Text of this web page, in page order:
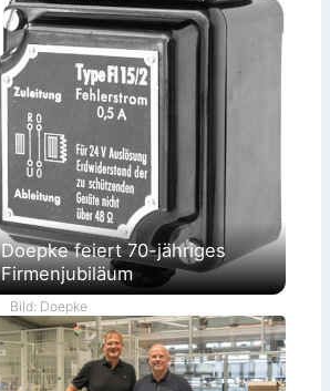
Doepke feiert 70-jähriges
Firmenjubiläum
Bild: Doepke